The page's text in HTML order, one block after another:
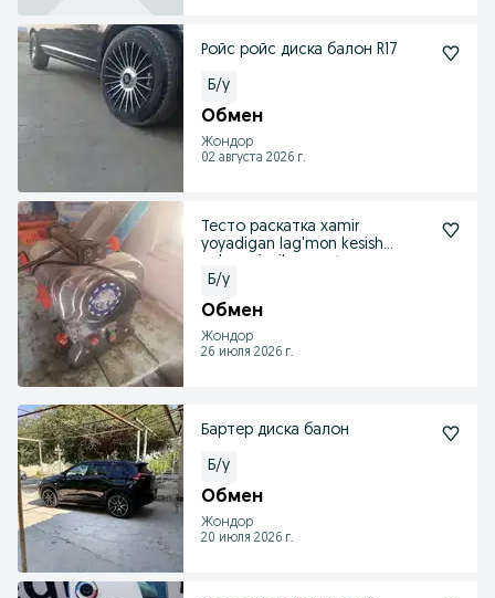
Ройс ройс диска балон R17
Б/у
Обмен
Жондор
02 августа 2026 г.
Тесто раскатка xamir
yoyadigan lag'mon kesish
Б/у
Обмен
Жондор
26 июля 2026 г.
Бартер диска балон
Б/у
Обмен
Жондор
20 июля 2026 г.